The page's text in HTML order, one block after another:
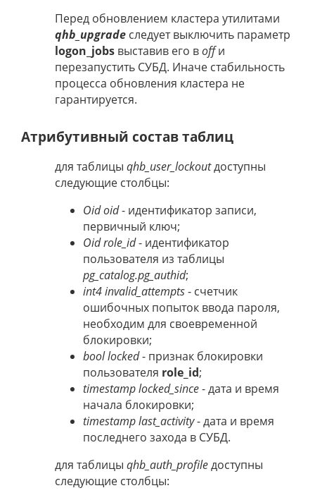
Перед обновлением кластера утилитами
qhb_upgrade следует выключить параметр
logon_jobs выставив его вoffи
перезапустить СУБД. Иначе стабильность
процесса обновления кластера не
гарантируется.
Атрибутивный состав таблиц
для таблицы qhb_user_lockoutдоступны
следующие столбцы:
Oid oid- идентификатор записи,
первичный ключ;
Oid role_id- идентификатор
пользователя из таблицы
pg_catalog.pg_authid;
int4 invalid_attempts- счетчик
ошибочных попыток ввода пароля,
необходим для своевременной
блокировки;
bool locked- признак блокировки
пользователя role_id;
timestamp locked_since- дата и время
начала блокировки;
timestamp last_activity- дата и время
последнего захода в СУБД.
для таблицы qhb_auth_profileдоступны
следующие столбцы: